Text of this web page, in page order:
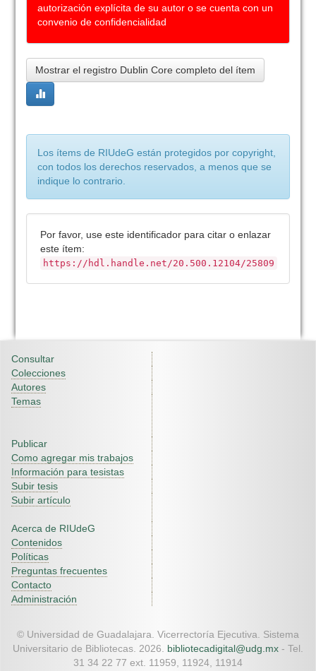
autorización explícita de su autor o se cuenta con un
convenio de confidencialidad
Mostrar el registro Dublin Core completo del ítem
Los ítems de RIUdeG están protegidos por copyright,
con todos los derechos reservados, a menos que se
indique lo contrario.
Por favor, use este identificador para citar o enlazar
este ítem:
https://hdl.handle.net/20.500.12104/25809
Consultar
Colecciones
Autores
Temas
Publicar
Como agregar mis trabajos
Información para tesistas
Subir tesis
Subir artículo
Acerca de RIUdeG
Contenidos
Políticas
Preguntas frecuentes
Contacto
Administración
© Universidad de Guadalajara. Vicerrectoría Ejecutiva. Sistema
Universitario de Bibliotecas. 2026. bibliotecadigital@udg.mx - Tel.
31 34 22 77 ext. 11959, 11924, 11914